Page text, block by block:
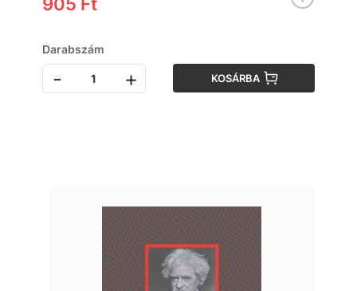
Darabszám
- + KOSÁRBA